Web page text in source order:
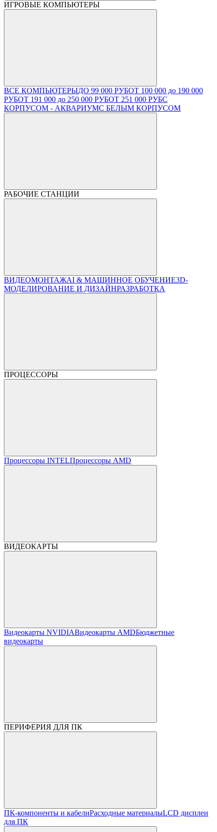
ИГРОВЫЕ КОМПЬЮТЕРЫ
ВСЕ КОМПЬЮТЕРЫДО 99 000 РУБОТ 100 000 до 190 000
РУБОТ 191 000 до 250 000 РУБОТ 251 000 РУБС
КОРПУСОМ - АКВАРИУМС БЕЛЫМ КОРПУСОМ
РАБОЧИЕ СТАНЦИИ
ВИДЕОМОНТАЖAI & МАШИННОЕ ОБУЧЕНИЕ3D-
МОДЕЛИРОВАНИЕ И ДИЗАЙНРАЗРАБОТКА
ПРОЦЕССОРЫ
Процессоры INTELПроцессоры AMD
ВИДЕОКАРТЫ
Видеокарты NVIDIAВидеокарты AMDБюджетные
видеокарты
ПЕРИФЕРИЯ ДЛЯ ПК
ПК-компоненты и кабелиРасходные материалыLCD дисплеи
для ПК